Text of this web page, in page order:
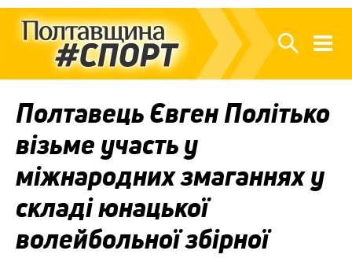
Полтавець Євген Політько
візьме участь у
міжнародних змаганнях у
складі юнацької
волейбольної збірної